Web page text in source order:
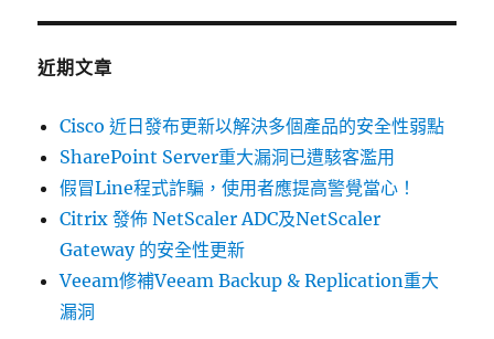
鍵
近期文章
Cisco 近日發布更新以解決多個產品的安全性弱點
SharePoint Server重大漏洞已遭駭客濫用
假冒Line程式詐騙，使用者應提高警覺當心！
Citrix 發佈 NetScaler ADC及NetScaler
Gateway 的安全性更新
Veeam修補Veeam Backup & Replication重大
漏洞